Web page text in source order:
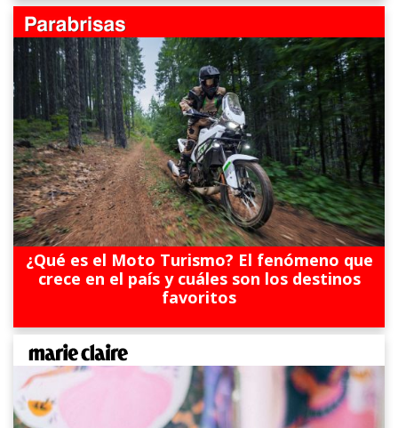
¿Qué es el Moto Turismo? El fenómeno que
crece en el país y cuáles son los destinos
favoritos